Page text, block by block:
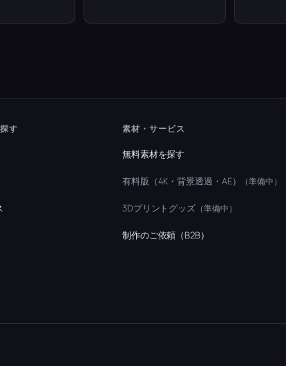
す 素材・サービス
無料素材を探す
有料版（4K・背景透過・AE） （準備中）
3Dプリントグッズ （準備中）
制作のご依頼（B2B）